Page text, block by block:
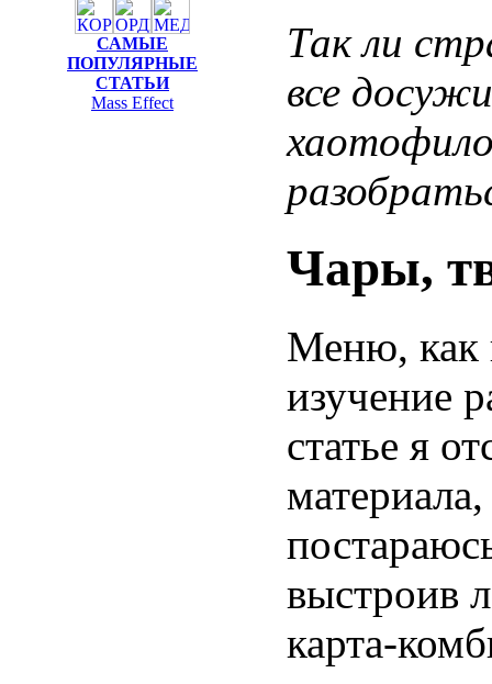
САМЫЕ
ПОПУЛЯРНЫЕ
СТАТЬИ
Mass Effect
Так ли
все
Чары,
Меню, как
изучение
статье я
выстроив
карта-